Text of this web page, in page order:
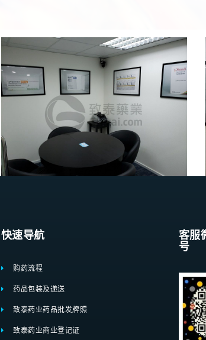
快速导航
购药流程
药品包装及递送
致泰药业药品批发牌照
致泰药业商业登记证
客
号